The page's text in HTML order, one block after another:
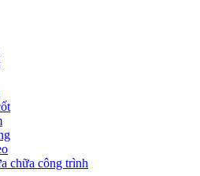
chữa công trình